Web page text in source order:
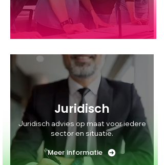
Juridisch
Juridisch advies op maat voor iedere
sector en situatie.
Meer informatie